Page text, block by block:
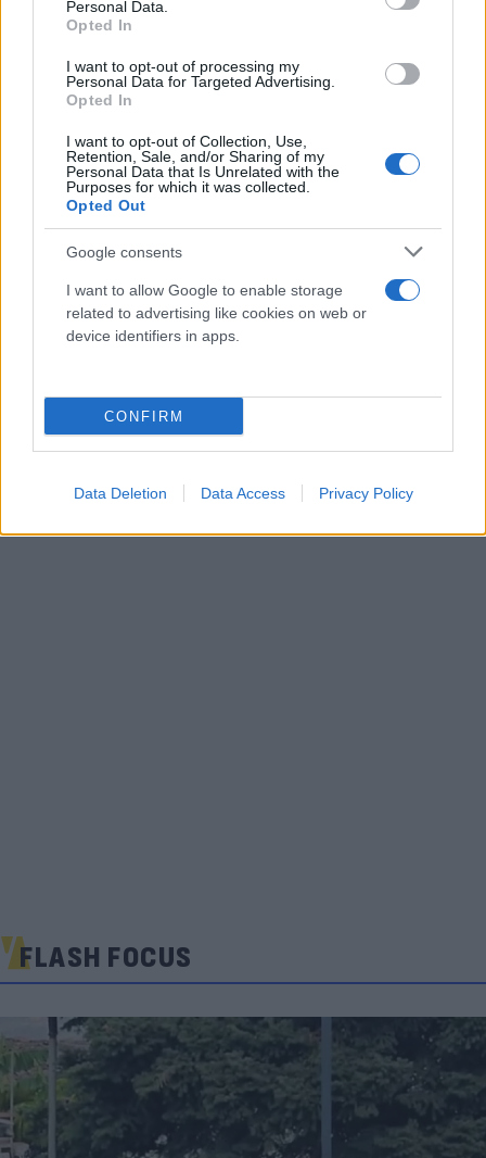
Personal Data.
Opted In
I want to opt-out of processing my
Personal Data for Targeted Advertising.
Opted In
I want to opt-out of Collection, Use,
Retention, Sale, and/or Sharing of my
Personal Data that Is Unrelated with the
Purposes for which it was collected.
Opted Out
Google consents
I want to allow Google to enable storage
related to advertising like cookies on web or
device identifiers in apps.
CONFIRM
Data Deletion Data Access Privacy Policy
Τρομερή στιγμή αλληλεγγύης: Λουόμενοι στήνουν
ανθρώπινη αλυσίδα για να βρουν 2χρονο που
χάθηκε
FLASH FOCUS